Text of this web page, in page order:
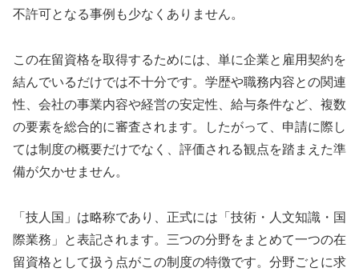
不許可となる事例も少なくありません。
この在留資格を取得するためには、単に企業と雇用契約を
結んでいるだけでは不十分です。学歴や職務内容との関連
性、会社の事業内容や経営の安定性、給与条件など、複数
の要素を総合的に審査されます。したがって、申請に際し
ては制度の概要だけでなく、評価される観点を踏まえた準
備が欠かせません。
「技人国」は略称であり、正式には「技術・人文知識・国
際業務」と表記されます。三つの分野をまとめて一つの在
留資格として扱う点がこの制度の特徴です。分野ごとに求